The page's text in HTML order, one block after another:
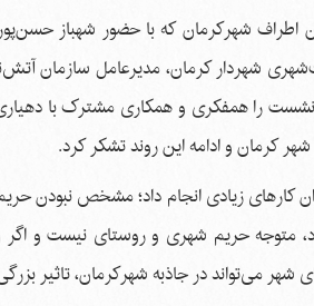
شهرکرمان که با حضور شهباز
شهردار کرمان، مدیرعامل سازمان
را همفکری و همکاری مشترک با
کرمان و ادامه این روند تشکر کرد.
کارهای زیادی انجام داد؛ مشخص نبودن
متوجه حریم شهری و روستای نیست و اگر
می‌تواند در جاذبه شهرکرمان، تاثیر